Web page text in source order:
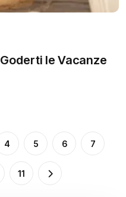
le Vacanze
4 5 6 7
11